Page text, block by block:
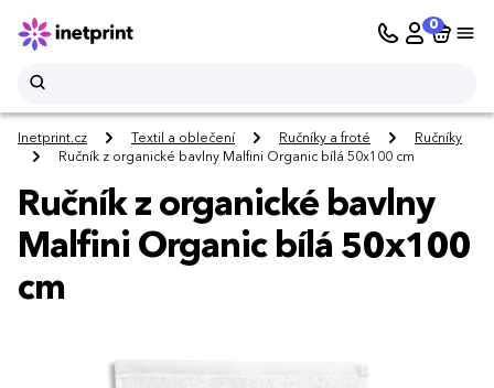
0
Inetprint.cz Textil a oblečení Ručníky a froté
Ručníky
Ručník z organické bavlny Malfini Organic bílá 50x100 cm
Ručník z organické bavlny
Malfini Organic bílá 50x100
cm